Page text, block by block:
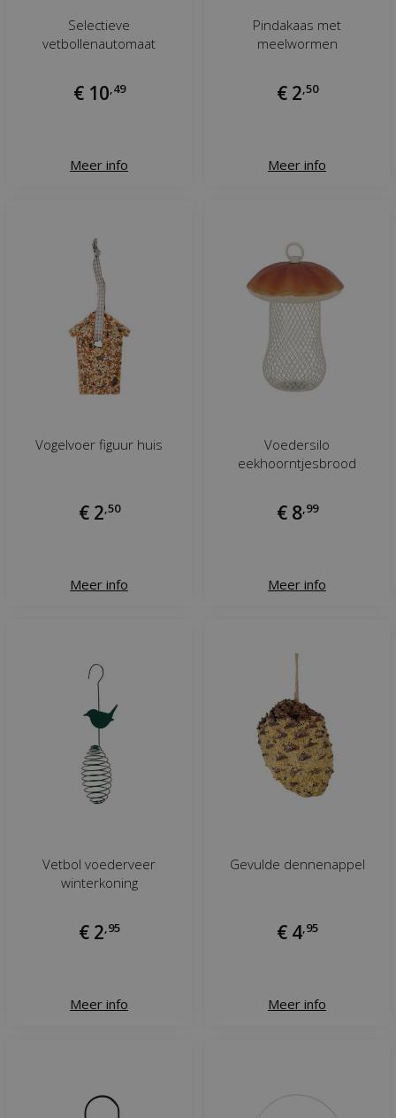
Selectieve
vetbollenautomaat
€ 10 49
Meer info
Pindakaas met
meelwormen
€ 2 50
Meer info
Vogelvoer figuur huis
€ 2 50
Meer info
Voedersilo
eekhoorntjesbrood
€ 8 99
Meer info
Vetbol voederveer
winterkoning
€ 2 95
Meer info
Gevulde dennenappel
€ 4 95
Meer info